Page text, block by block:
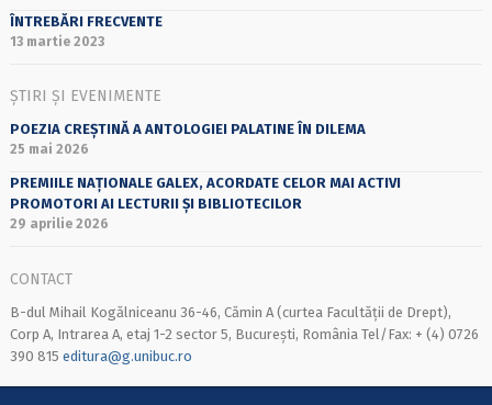
ÎNTREBĂRI FRECVENTE
13 martie 2023
ȘTIRI ȘI EVENIMENTE
POEZIA CREȘTINĂ A ANTOLOGIEI PALATINE ÎN DILEMA
25 mai 2026
PREMIILE NAȚIONALE GALEX, ACORDATE CELOR MAI ACTIVI
PROMOTORI AI LECTURII ȘI BIBLIOTECILOR
29 aprilie 2026
CONTACT
B-dul Mihail Kogălniceanu 36-46, Cămin A (curtea Facultății de Drept),
Corp A, Intrarea A, etaj 1-2 sector 5, București, România Tel/Fax: + (4) 0726
390 815 editura@g.unibuc.ro